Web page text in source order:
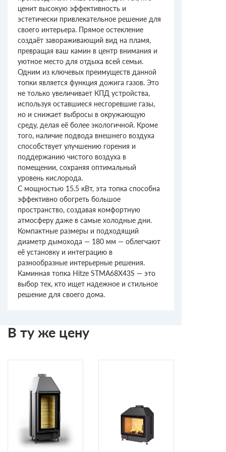
ценит высокую эффективность и
эстетически привлекательное решение для
своего интерьера. Прямое остекление
создаёт завораживающий вид на пламя,
превращая ваш камин в центр внимания и
уютное место для отдыха всей семьи.
Одним из ключевых преимуществ данной
топки является функция дожига газов. Это
не только увеличивает КПД устройства,
используя оставшиеся несгоревшие газы,
но и снижает выбросы в окружающую
среду, делая её более экологичной. Кроме
того, наличие подвода внешнего воздуха
способствует улучшению горения и
поддержанию чистого воздуха в
помещении, сохраняя оптимальный
уровень кислорода.
С мощностью 15.5 кВт, эта топка способна
эффективно обогреть большое
пространство, создавая комфортную
атмосферу даже в самые холодные дни.
Компактные размеры и подходящий
диаметр дымохода — 180 мм — облегчают
её установку и интеграцию в
разнообразные интерьерные решения.
Каминная топка Hitze STMA68X43S — это
выбор тех, кто ищет надежное и стильное
решение для своего дома.
В ту же цену